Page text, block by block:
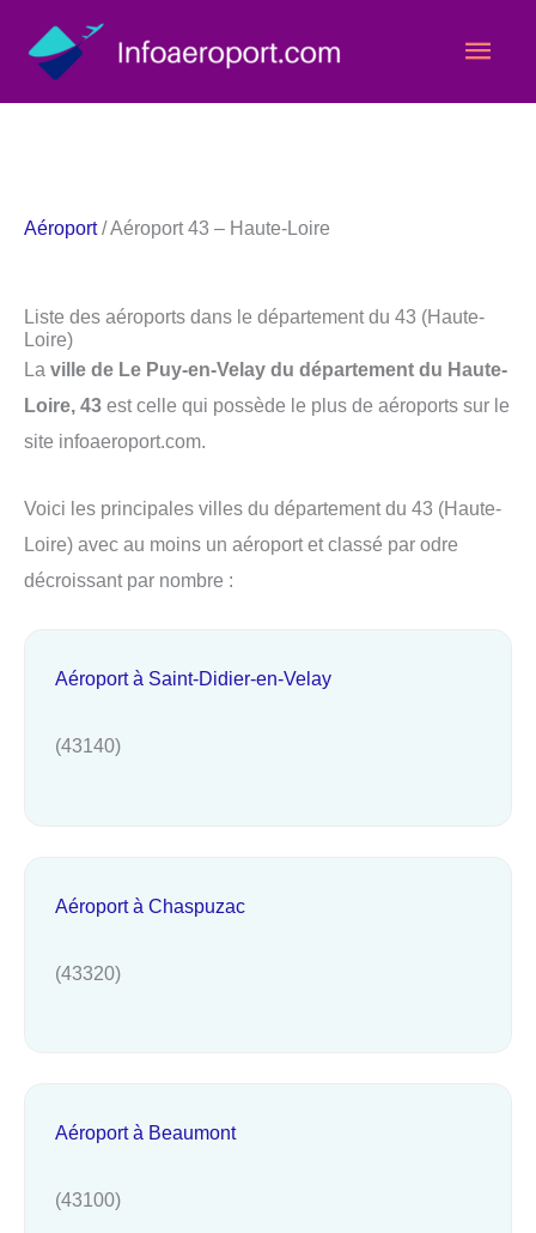
Aéroport/ Aéroport 43 – Haute-Loire
Liste des aéroports dans le département du 43 (Haute-
Loire)
La ville de Le Puy-en-Velay du département du Haute-
Loire, 43 est celle qui possède le plus de aéroports sur le
site infoaeroport.com.
Voici les principales villes du département du 43 (Haute-
Loire) avec au moins un aéroport et classé par odre
décroissant par nombre :
Aéroport à Saint-Didier-en-Velay
(43140)
Aéroport à Chaspuzac
(43320)
Aéroport à Beaumont
(43100)